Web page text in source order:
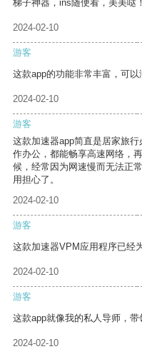
梯子神器，ins随便看，美美哒！
2024-02-10
游客
这款app的功能非常丰富，可以
2024-02-10
游客
这款加速器app简直是居家旅
作办公，都能畅享高速网络，
候，经常因为网速慢而无法正
用担心了。
2024-02-10
游客
这款加速器VPM应用程序已经
2024-02-10
游客
这款app就像我的私人导师，带
2024-02-10